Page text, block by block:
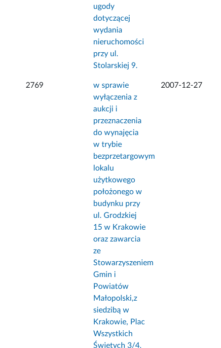
ugody
dotyczącej
wydania
nieruchomości
przy ul.
Stolarskiej 9.
2769
w sprawie
wyłączenia z
aukcji i
przeznaczenia
do wynajęcia
w trybie
bezprzetargowym
lokalu
użytkowego
położonego w
budynku przy
ul. Grodzkiej
15 w Krakowie
oraz zawarcia
ze
Stowarzyszeniem
Gmin i
Powiatów
Małopolski,z
siedzibą w
Krakowie, Plac
Wszystkich
Świętych 3/4,
2007-12-27